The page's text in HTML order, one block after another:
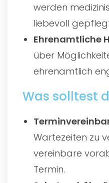
werden
liebevoll
Ehrenamtliche
über
ehrenamtlich
Was solltest
Wartezeiten zu
vereinbare
Termin.